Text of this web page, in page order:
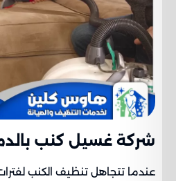
شركة غسيل كنب
عندما تتجاهل تنظيف الكنب